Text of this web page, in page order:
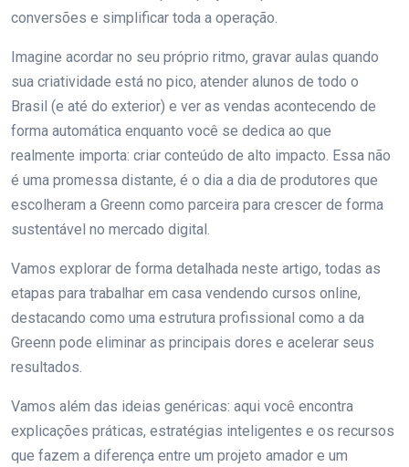
conversões e simplificar toda a operação.
Imagine acordar no seu próprio ritmo, gravar aulas quando
sua criatividade está no pico, atender alunos de todo o
Brasil (e até do exterior) e ver as vendas acontecendo de
forma automática enquanto você se dedica ao que
realmente importa: criar conteúdo de alto impacto. Essa não
é uma promessa distante, é o dia a dia de produtores que
escolheram a Greenn como parceira para crescer de forma
sustentável no mercado digital.
Vamos explorar de forma detalhada neste artigo, todas as
etapas para trabalhar em casa vendendo cursos online,
destacando como uma estrutura profissional como a da
Greenn pode eliminar as principais dores e acelerar seus
resultados.
Vamos além das ideias genéricas: aqui você encontra
explicações práticas, estratégias inteligentes e os recursos
que fazem a diferença entre um projeto amador e um